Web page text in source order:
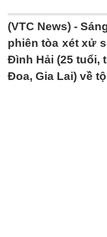
(VTC News) -
phiên tòa xét xử
Đình Hải (25 tuổi,
Đoa, Gia Lai) về